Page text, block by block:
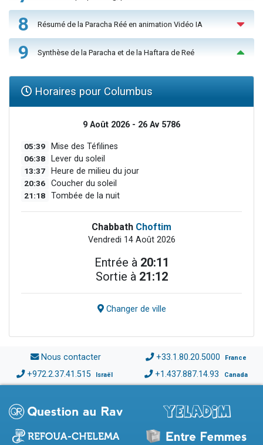
8 Résumé de la Paracha Réé en animation Vidéo IA
9 Synthèse de la Paracha et de la Haftara de Reé
Horaires pour Columbus
9 Août 2026 - 26 Av 5786
05:39 Mise des Téfilines
06:38 Lever du soleil
13:37 Heure de milieu du jour
20:36 Coucher du soleil
21:18 Tombée de la nuit
Chabbath Choftim
Vendredi 14 Août 2026
Entrée à 20:11
Sortie à 21:12
Changer de ville
Nous contacter +33.1.80.20.5000 France
+972.2.37.41.515 Israël +1.437.887.14.93 Canada